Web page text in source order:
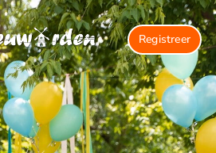
Registreer